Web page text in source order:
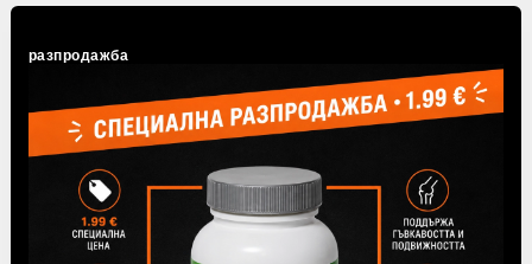
Популярни продукти
разпродажба